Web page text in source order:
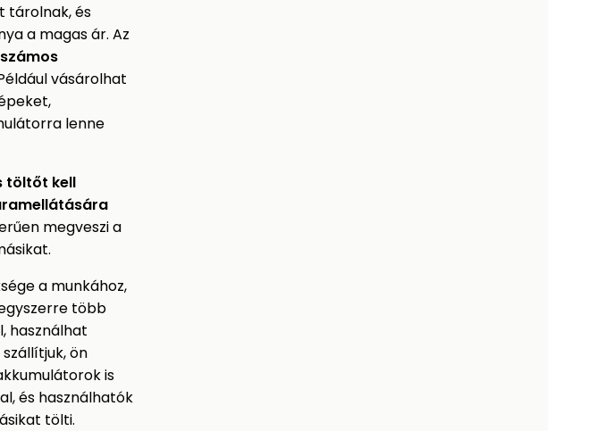
tárolnak, és
a magas ár. Az
számos
vásárolhat
lenne
töltőt kell
megveszi a
a munkához,
több
használhat
ön
is
és használhatók
tölti.